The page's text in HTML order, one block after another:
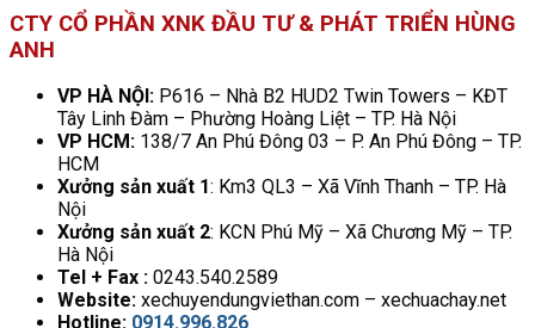
CTY CỔ PHẦN XNK ĐẦU TƯ & PHÁT TRIỂN HÙNG
ANH
VP HÀ NỘI: P616 – Nhà B2 HUD2 Twin Towers – KĐT
Tây Linh Đàm – Phường Hoàng Liệt – TP. Hà Nội
VP HCM: 138/7 An Phú Đông 03 – P. An Phú Đông – TP.
HCM
Xưởng sản xuất 1: Km3 QL3 – Xã Vĩnh Thanh – TP. Hà
Nội
Xưởng sản xuất 2: KCN Phú Mỹ – Xã Chương Mỹ – TP.
Hà Nội
Tel + Fax : 0243.540.2589
Website: xechuyendungviethan.com – xechuachay.net
Hotline: 0914.996.826